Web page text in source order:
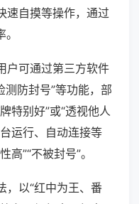
速自摸等操作，通过
户可通过第三方软件
测防封号”等功能，部
特别好”或“透视他人
运行、自动连接等
”“不被封号”。
，以“红中为王、番